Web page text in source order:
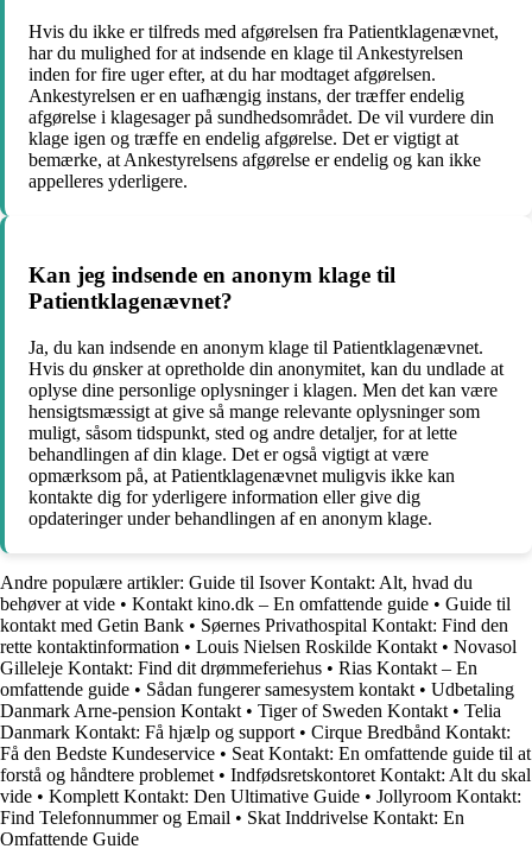
Hvis du ikke er tilfreds med afgørelsen fra Patientklagenævnet,
har du mulighed for at indsende en klage til Ankestyrelsen
inden for fire uger efter, at du har modtaget afgørelsen.
Ankestyrelsen er en uafhængig instans, der træffer endelig
afgørelse i klagesager på sundhedsområdet. De vil vurdere din
klage igen og træffe en endelig afgørelse. Det er vigtigt at
bemærke, at Ankestyrelsens afgørelse er endelig og kan ikke
appelleres yderligere.
Kan jeg indsende en anonym klage til
Patientklagenævnet?
Ja, du kan indsende en anonym klage til Patientklagenævnet.
Hvis du ønsker at opretholde din anonymitet, kan du undlade at
oplyse dine personlige oplysninger i klagen. Men det kan være
hensigtsmæssigt at give så mange relevante oplysninger som
muligt, såsom tidspunkt, sted og andre detaljer, for at lette
behandlingen af din klage. Det er også vigtigt at være
opmærksom på, at Patientklagenævnet muligvis ikke kan
kontakte dig for yderligere information eller give dig
opdateringer under behandlingen af en anonym klage.
Andre populære artikler: Guide til Isover Kontakt: Alt, hvad du
behøver at vide • Kontakt kino.dk – En omfattende guide • Guide til
kontakt med Getin Bank • Søernes Privathospital Kontakt: Find den
rette kontaktinformation • Louis Nielsen Roskilde Kontakt • Novasol
Gilleleje Kontakt: Find dit drømmeferiehus • Rias Kontakt – En
omfattende guide • Sådan fungerer samesystem kontakt • Udbetaling
Danmark Arne-pension Kontakt • Tiger of Sweden Kontakt • Telia
Danmark Kontakt: Få hjælp og support • Cirque Bredbånd Kontakt:
Få den Bedste Kundeservice • Seat Kontakt: En omfattende guide til at
forstå og håndtere problemet • Indfødsretskontoret Kontakt: Alt du skal
vide • Komplett Kontakt: Den Ultimative Guide • Jollyroom Kontakt:
Find Telefonnummer og Email • Skat Inddrivelse Kontakt: En
Omfattende Guide